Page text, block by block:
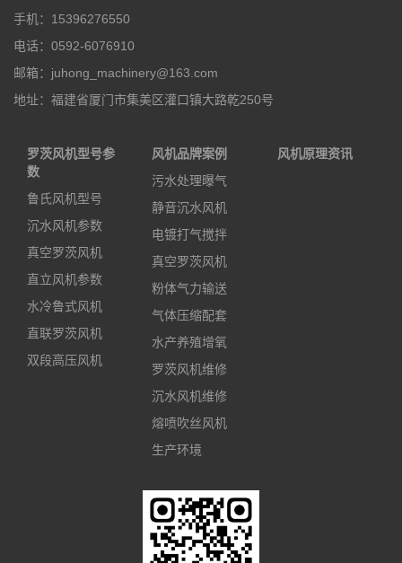
手机：15396276550
电话：0592-6076910
邮箱：juhong_machinery@163.com
地址：福建省厦门市集美区灌口镇大路乾250号
罗茨风机型号参
数
鲁氏风机型号
沉水风机参数
真空罗茨风机
直立风机参数
水冷鲁式风机
直联罗茨风机
双段高压风机
风机品牌案例
污水处理曝气
静音沉水风机
电镀打气搅拌
真空罗茨风机
粉体气力输送
气体压缩配套
水产养殖增氧
罗茨风机维修
沉水风机维修
熔喷吹丝风机
生产环境
风机原理资讯